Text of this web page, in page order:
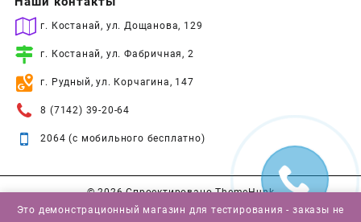
г. Костанай, ул. Дощанова, 129
г. Костанай, ул. Фабричная, 2
г. Рудный, ул. Корчагина, 147
8 (7142) 39-20-64
2064 (с мобильного бесплатно)
© 2026Спроектировано ThemeHunk
Это демонстрационный магазин для тестирования - заказы не